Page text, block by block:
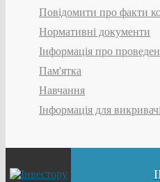
Повідомити про факти
Нормативні документи
Інформація про
Пам'ятка
Навчання
Інформація для